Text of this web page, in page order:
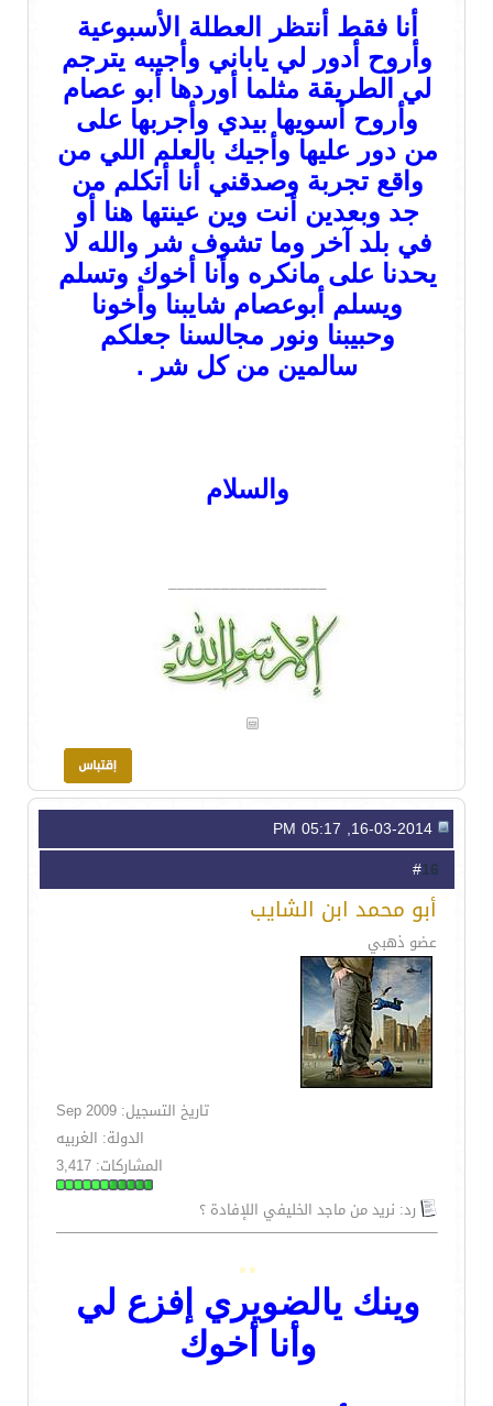
أنا فقط أنتظر العطلة الأسبوعية
وأروح أدور لي ياباني وأجيبه يترجم
لي الطريقة مثلما أوردها أبو عصام
وأروح أسويها بيدي وأجربها على
من دور عليها وأجيك بالعلم اللي من
واقع تجربة وصدقني أنا أتكلم من
جد وبعدين أنت وين عينتها هنا أو
في بلد آخر وما تشوف شر والله لا
يحدنا على مانكره وأنا أخوك وتسلم
ويسلم أبوعصام شايبنا وأخونا
وحبيبنا ونور مجالسنا جعلكم
سالمين من كل شر .
والسلام
__________________
16
أبو محمد ابن الشايب
عضو ذهبي
تاريخ التسجيل: Sep 2009
الدولة: الغربيه
المشاركات: 3,417
رد: نريد من ماجد الخليفي اللإفادة ؟
..
وينك يالضويري إفزع لي
وأنا أخوك